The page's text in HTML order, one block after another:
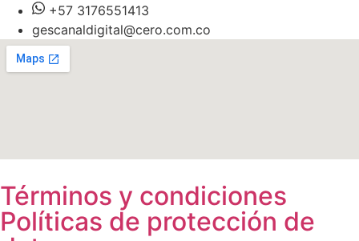
+57 3176551413
gescanaldigital@cero.com.co
Términos y condiciones
Políticas de protección de